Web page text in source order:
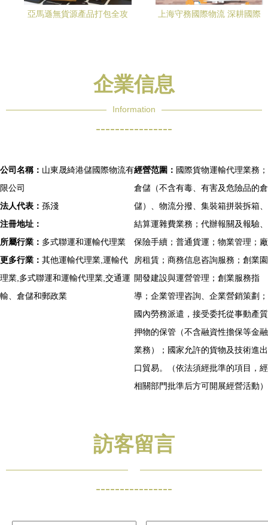
亞馬遜無貨源產品打包全攻
上海守務國際物流 深耕國際
企業信息
Information
----------------
公司名稱： 山東晟綺港儲國際物流有
限公司
法人代表： 孫淺
注冊地址：
所屬行業： 多式聯運和運輸代理業
更多行業： 其他運輸代理業,運輸代
理業,多式聯運和運輸代理業,交通運
輸、倉儲和郵政業
經營范圍： 國際貨物運輸代理業務；
倉儲（不含有毒、有害及危險品的倉
儲）、物流分撥、集裝箱拼裝拆箱、
結算運雜費業務；代辦報關及報驗、
保險手續；普通貨運；物業管理；廠
房租賃；商務信息咨詢服務；創業園
開發建設與運營管理；創業服務指
導；企業管理咨詢、企業營銷策劃；
國內勞務派遣，接受委托從事動產質
押物的保管（不含融資性擔保等金融
業務）；國家允許的貨物及技術進出
口貿易。（依法須經批準的項目，經
相關部門批準后方可開展經營活動）
訪客留言
----------------